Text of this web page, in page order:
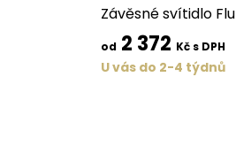
Závěsné svítidlo
od 2 372 Kč s DPH
U vás do 2-4 týdnů